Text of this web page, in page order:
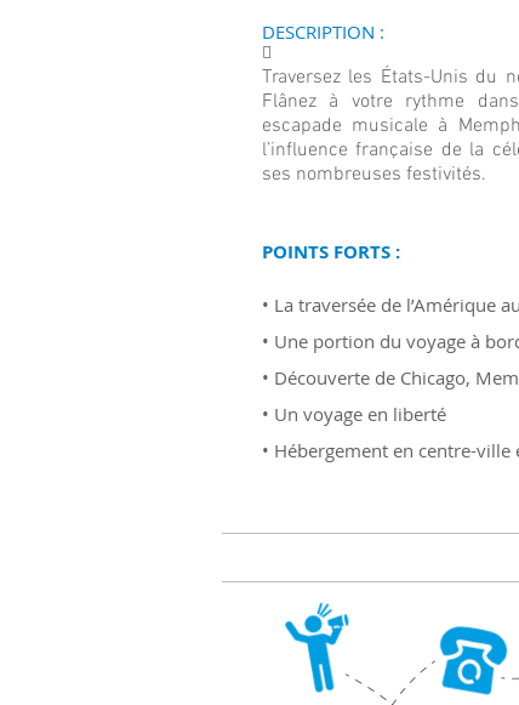
DESCRIPTION :
􀀄
Traversez les États-Unis du
Flânez à votre rythme
escapade musicale à
l’influence française de la
ses nombreuses festivités.
POINTS FORTS :
• La traversée de l’Amérique
• Une portion du voyage à
• Découverte de Chicago,
• Un voyage en liberté
• Hébergement en centre-ville